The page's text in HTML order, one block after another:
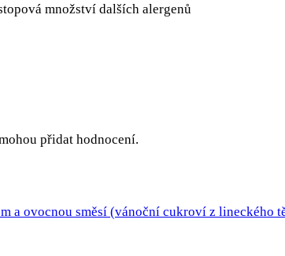
množství dalších alergenů
přidat hodnocení.